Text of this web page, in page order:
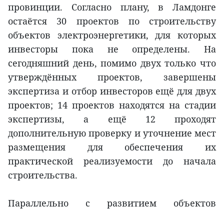
провинции. Согласно плану, в Ламдонге
остаётся 30 проектов по строительству
объектов электроэнергетики, для которых
инвесторы пока не определены. На
сегодняшний день, помимо двух только что
утверждённых проектов, завершены
экспертиза и отбор инвесторов ещё для двух
проектов; 14 проектов находятся на стадии
экспертизы, а ещё 12 проходят
дополнительную проверку и уточнение мест
размещения для обеспечения их
практической реализуемости до начала
строительства.
Параллельно с развитием объектов